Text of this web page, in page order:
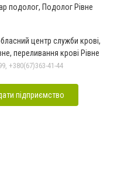
подолог, Подолог Рівне
центр служби крові,
переливання крові Рівне
+380(67)363-41-44
підприємство